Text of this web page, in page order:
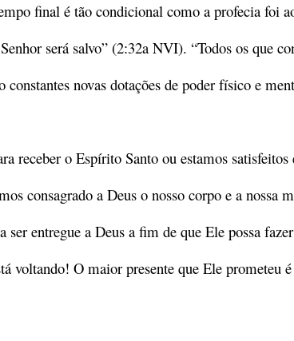
final é tão condicional como a profecia foi
será salvo” (2:32a NVI). “Todos os que
constantes novas dotações de poder físico e
receber o Espírito Santo ou estamos
consagrado a Deus o nosso corpo e a nossa
ser entregue a Deus a fim de que Ele possa
voltando! O maior presente que Ele prometeu